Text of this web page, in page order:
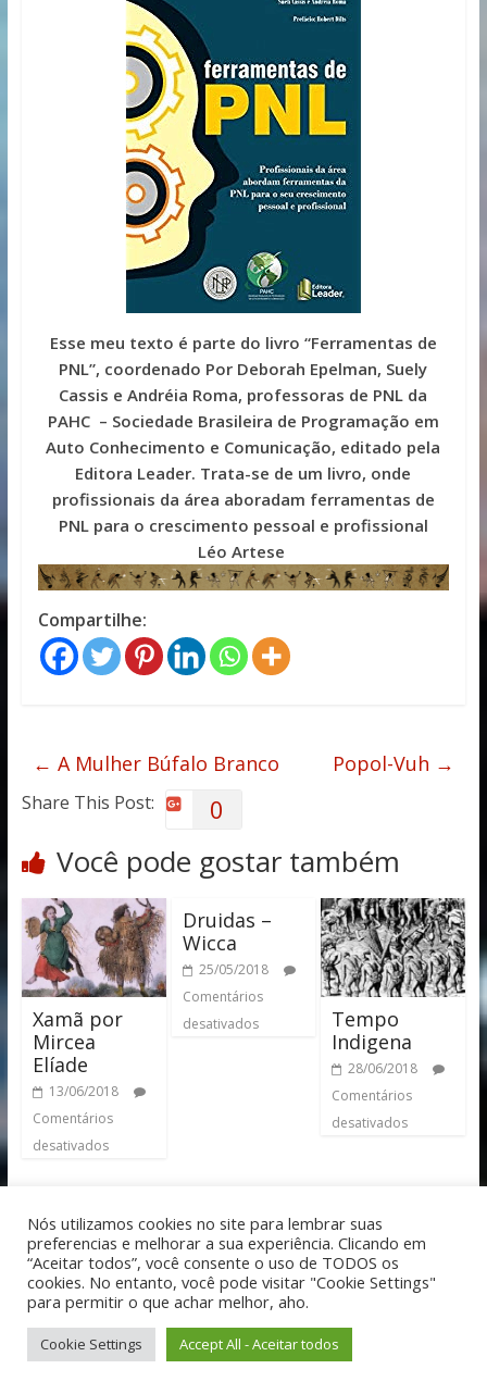
Esse meu texto é parte do livro “Ferramentas de
PNL”, coordenado Por Deborah Epelman, Suely
Cassis e Andréia Roma, professoras de PNL da
PAHC – Sociedade Brasileira de Programação em
Auto Conhecimento e Comunicação, editado pela
Editora Leader. Trata-se de um livro, onde
profissionais da área aboradam ferramentas de
PNL para o crescimento pessoal e profissional
Léo Artese
Compartilhe:
← A Mulher Búfalo Branco Popol-Vuh →
Share This Post: 0
Você pode gostar também
Xamã por
Mircea
Elíade
13/06/2018
Comentários
desativados
Druidas –
Wicca
25/05/2018
Comentários
desativados
Tempo
Indigena
28/06/2018
Comentários
desativados
Receba informações exclusivas:
Nós utilizamos cookies no site para lembrar suas
preferencias e melhorar a sua experiência. Clicando em
“Aceitar todos”, você consente o uso de TODOS os
cookies. No entanto, você pode visitar "Cookie Settings"
para permitir o que achar melhor, aho.
Cookie Settings Accept All - Aceitar todos